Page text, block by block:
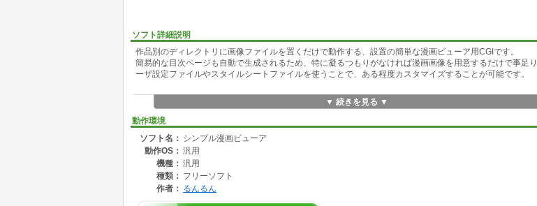
ソフト詳細説明
作品別のディレクトリに画像ファイルを置くだけで動作する、設置の簡単な漫画ビューア用CGIです。
簡易的な目次ページも自動で生成されるため、特に凝るつもりがなければ漫画画像を用意するだけで事足
ーザ設定ファイルやスタイルシートファイルを使うことで、ある程度カスタマイズすることが可能です。
▼ 続きを見る ▼
動作環境
ソフト名： シンプル漫画ビューア
動作OS： 汎用
機種： 汎用
種類： フリーソフト
作者： るんるん